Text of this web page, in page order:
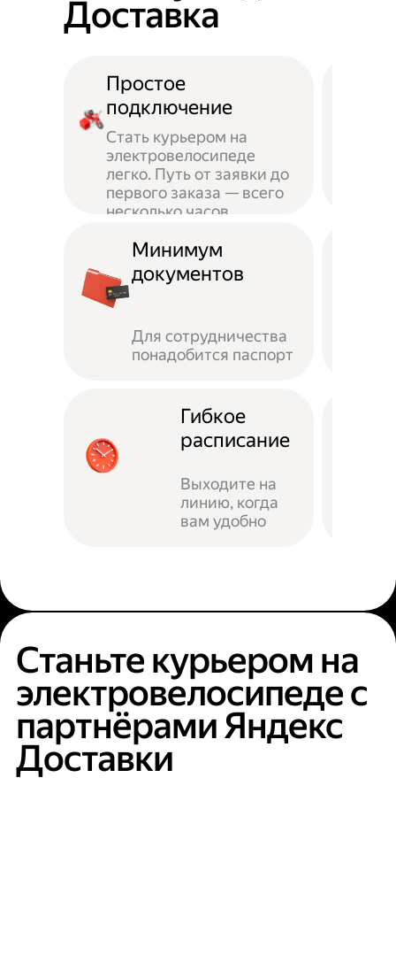
Доставка
Простое
подключение
Стать курьером на
электровелосипеде
легко. Путь от заявки до
первого заказа — всего
несколько часов
Минимум
документов
Для сотрудничества
понадобится паспорт
Гибкое
расписание
Выходите на
линию, когда
вам удобно
Станьте курьером на
электровелосипеде с
партнёрами Яндекс
Доставки